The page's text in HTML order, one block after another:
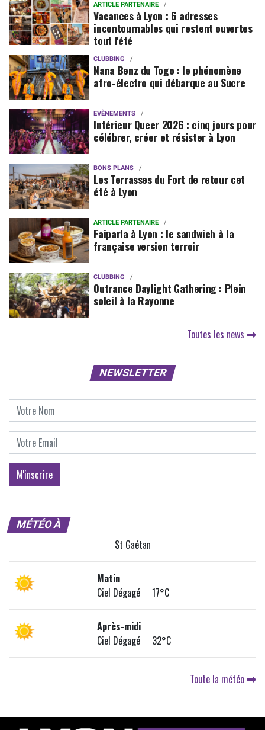
ARTICLE PARTENAIRE
Vacances à Lyon : 6 adresses
incontournables qui restent ouvertes
tout l'été
CLUBBING
Nana Benz du Togo : le phénomène
afro-électro qui débarque au Sucre
EVÈNEMENTS
Intérieur Queer 2026 : cinq jours pour
célébrer, créer et résister à Lyon
BONS PLANS
Les Terrasses du Fort de retour cet
été à Lyon
ARTICLE PARTENAIRE
Faiparla à Lyon : le sandwich à la
française version terroir
CLUBBING
Outrance Daylight Gathering : Plein
soleil à la Rayonne
Toutes les news
NEWSLETTER
MÉTÉO À
St Gaétan
Matin
Ciel Dégagé 17°C
Après-midi
Ciel Dégagé 32°C
Toute la météo